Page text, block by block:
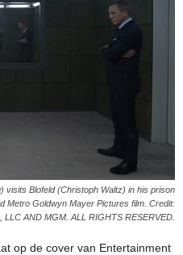
visits Blofeld (Christoph Waltz) in his prison
Metro Goldwyn Mayer Pictures film. Credit:
AND MGM. ALL RIGHTS RESERVED.
op de cover van Entertainment